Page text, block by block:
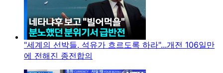
"세계의 선박들, 석유가 흐르도록 하라"...개전 106일만
에 전해진 종전합의